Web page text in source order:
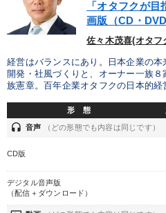
「オタフクが
画版（CD・
佐々木茂喜(オタ
経営はバランスにあり。日本企業の
開発・社風づくりと、オーナー一族
族憲章。百年企業オタフクの日本的経
形 態
headset 音声 （どの形態でも内容は同じです）
CD版
デジタル音声版
（配信＋ダウンロード）